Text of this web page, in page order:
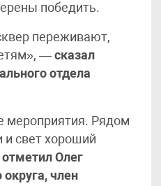
победить.
переживают,
—сказал
отдела
мероприятия. Рядом
и свет хороший
отметил Олег
член